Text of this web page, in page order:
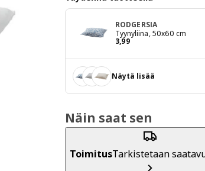
RODGERSIA
Tyynyliina, 50x60 cm
3,99
Hinta 3,99
Näytä lisää
Näin saat sen
ToimitusTarkistetaan